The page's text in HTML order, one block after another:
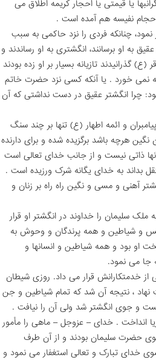
یا قیمتى یا احجار کریمه اطلاق مى
احجام نفیسه هم آمده است .
چنانکه فردى را نزد حاکمى به سبب
به او برسانند، انگشترى به او رساندند و
گذرانیدند تازیانه بسیار بر او زده بودند
نمى خورد . یا آنکه کسى نزد حضرت خاتم
چرا انگشتر عقیق در دست نداشتى که آن
و ائمه اطهار (ع) تنها بر چند سنگ
نگین هرچه باشد برگزیده شده و براى دارنده
ذاتى نیست و از جانب خداى تعالى است
بداند به خداى یگانه شرک ورزیده است .
آهنى و مسى و نگین راه راه بر زنان و
سلیمان را خداوند در انگشتر او قرار
و شیاطین و همه پرندگان و وحوش به
او بود و همه شیاطین و انسانها و
جا مى نمود.
از خدمتکارانش قرار مى داد. روزى شیطان
نهاد ، نتیجه آن شد که تمام شیاطین و جن
و جوى انگشتر شد ولى آن را نیافت .
انداخت . خداى – عزوجل – ماهى را مأمور
حضرت سلیمان بودند و از آن طرف
خداى تبارک و تعالى استغفار مى نمود و